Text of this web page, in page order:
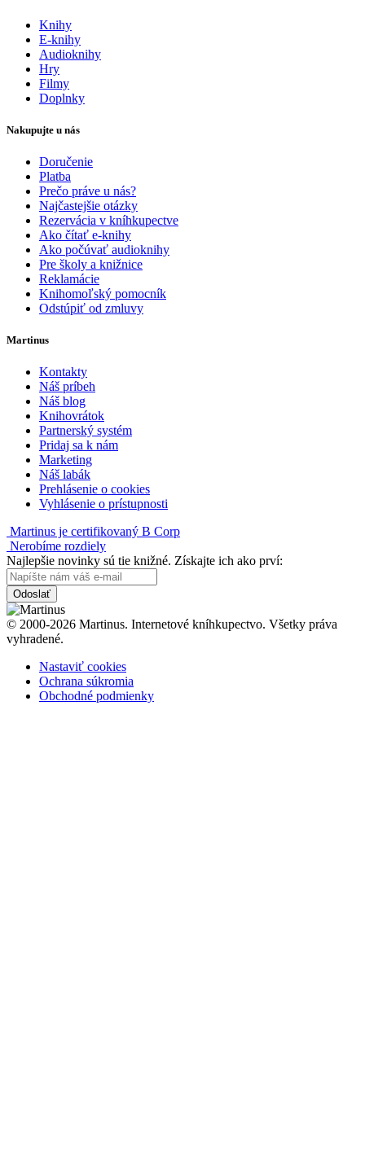
Knihy
E-knihy
Audioknihy
Hry
Filmy
Doplnky
Nakupujte u nás
Doručenie
Platba
Prečo práve u nás?
Najčastejšie otázky
Rezervácia v kníhkupectve
Ako čítať e-knihy
Ako počúvať audioknihy
Pre školy a knižnice
Reklamácie
Knihomoľský pomocník
Odstúpiť od zmluvy
Martinus
Kontakty
Náš príbeh
Náš blog
Knihovrátok
Partnerský systém
Pridaj sa k nám
Marketing
Náš labák
Prehlásenie o cookies
Vyhlásenie o prístupnosti
Martinus je certifikovaný B Corp
Nerobíme rozdiely
Najlepšie novinky sú tie knižné. Získajte ich ako prví:
Odoslať
© 2000-2026 Martinus. Internetové kníhkupectvo. Všetky práva
vyhradené.
Nastaviť cookies
Ochrana súkromia
Obchodné podmienky